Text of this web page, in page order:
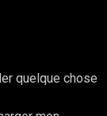
quelque chose